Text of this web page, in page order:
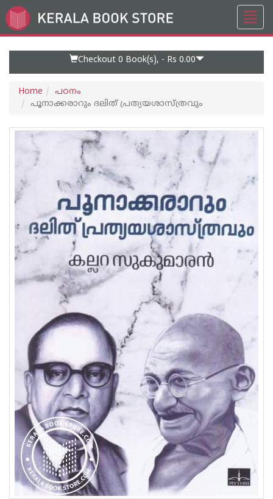
Go
to
Checkout 0 Book(s), - Rs 0.00
Home
പഠനം
പൂനാക്കരാറും ദലിത് പ്രത്യയശാസ്ത്രവും